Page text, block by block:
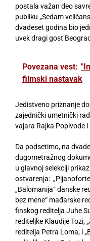
postala važan deo
publiku „Sedam
dvadeset godina bio
uvek dragi gost
Povezana vest:
filmski nastavak
Jedistveno priznanje
zajednički umetnički
vajara Rajka Popivode
Da podsetimo, na
dugometražnog
u glavnoj selekciji
ostvarenja:
„Balomanija“ danske
bez mene“ mađarske
finskog reditelja Juhe
rediteljke Klaudije Tozi,
reditelja Petra Loma, i